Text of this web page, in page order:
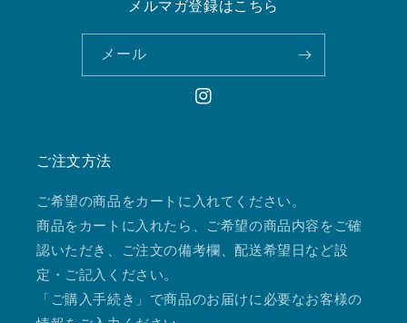
メルマガ登録はこちら
メール
Instagram
ご注文方法
ご希望の商品をカートに入れてください。
商品をカートに入れたら、ご希望の商品内容をご確
認いただき、ご注文の備考欄、配送希望日など設
定・ご記入ください。
「ご購入手続き」で商品のお届けに必要なお客様の